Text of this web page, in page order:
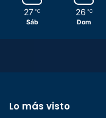
27 ℃
Sáb
26 ℃
Dom
Lo más visto